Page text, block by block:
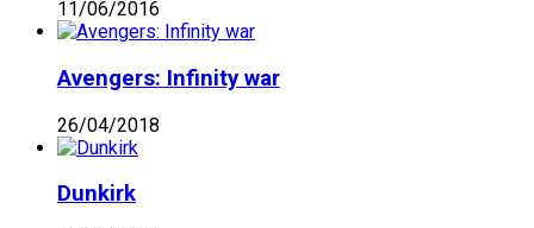
11/06/2016
Avengers: Infinity war
26/04/2018
Dunkirk